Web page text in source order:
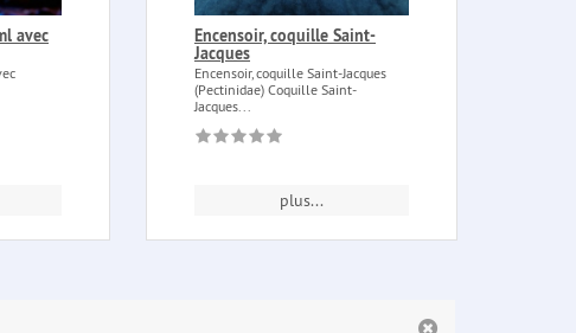
avec
Encensoir, coquille Saint-
Jacques
Encensoir, coquille Saint-Jacques
(Pectinidae) Coquille Saint-
Jacques...
plus...